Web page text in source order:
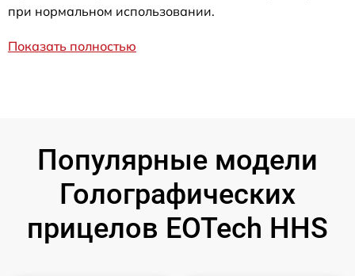
при нормальном использовании.
Показать полностью
Популярные модели
Голографических
прицелов EOTech HHS